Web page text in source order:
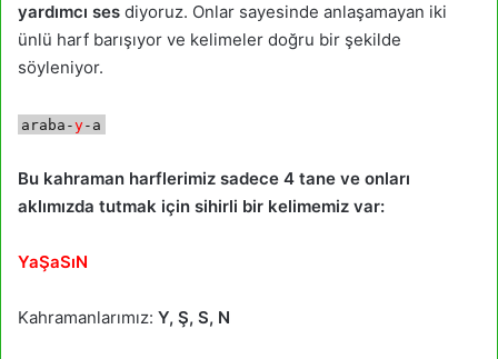
yardımcı ses diyoruz. Onlar sayesinde anlaşamayan iki
ünlü harf barışıyor ve kelimeler doğru bir şekilde
söyleniyor.
araba-y-a
Bu kahraman harflerimiz sadece 4 tane ve onları
aklımızda tutmak için sihirli bir kelimemiz var:
YaŞaSıN
Kahramanlarımız: Y, Ş, S, N